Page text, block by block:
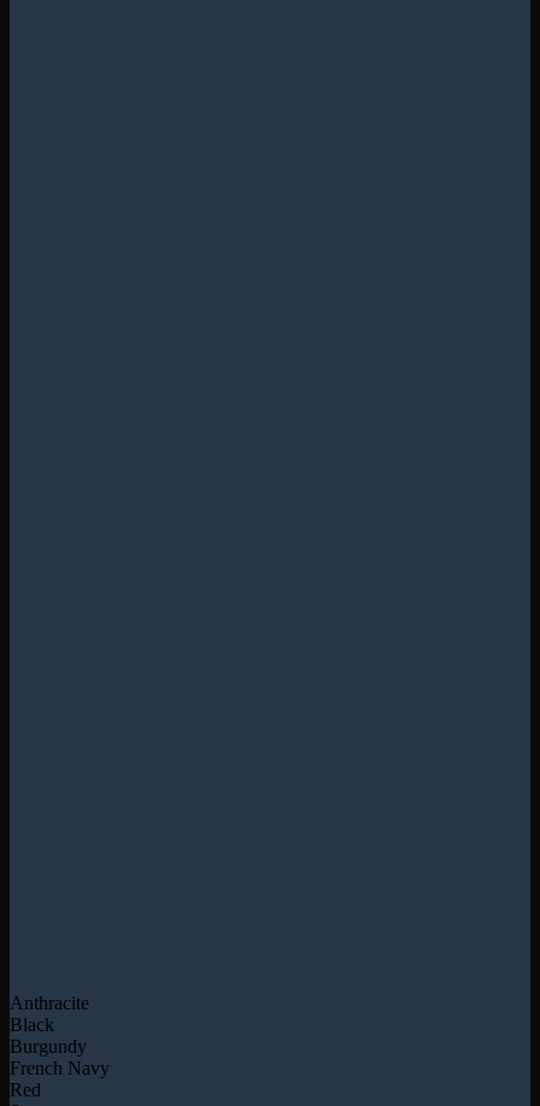
Anthracite
Black
Burgundy
French Navy
Red